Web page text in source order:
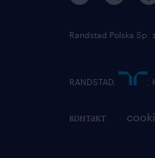
контакт
Randstad Polska Sp.
RANDSTAD,